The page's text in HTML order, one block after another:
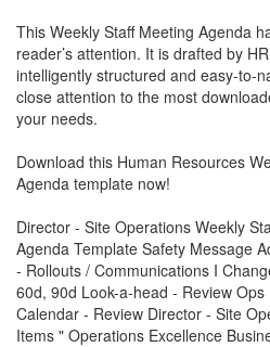
This Weekly Staff Meeting Agenda
reader’s attention. It is drafted by
intelligently structured and easy-to-
close attention to the most
your needs.
Download this Human Resources
Agenda template now!
Director - Site Operations Weekly
Agenda Template Safety Message
- Rollouts / Communications I
60d, 90d Look-a-head - Review
Calendar - Review Director - Site
Items " Operations Excellence